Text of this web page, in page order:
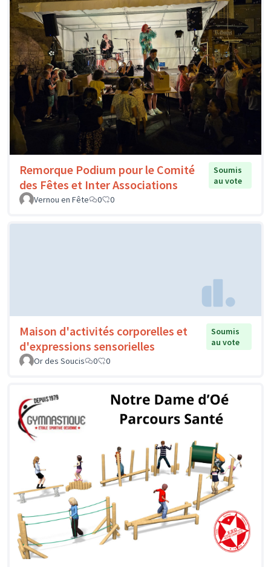
Remorque Podium pour le Comité
des Fêtes et Inter Associations
Soumis
au vote
Vernou en Fête
0 0
Maison d'activités corporelles et
d'expressions sensorielles
Soumis
au vote
Or des Soucis
0 0